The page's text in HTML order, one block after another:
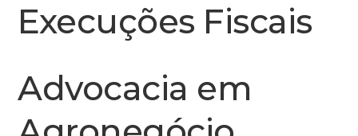
Execuções Fiscais
Advocacia em